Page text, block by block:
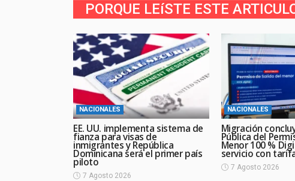
PORQUE LEíSTE ESTE
NACIONALES
EE. UU. implementa sistema de
fianza para visas de
inmigrantes y República
Dominicana será el primer país
piloto
7 Agosto 2026
NACIONALES
Migración
Pública del
Menor 100 %
servicio con
7 Agosto 2026